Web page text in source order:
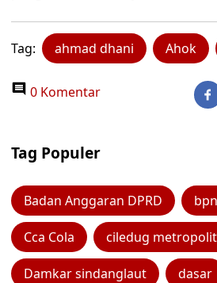
Tag: ahmad dhani Ahok
0 Komentar
Tag Populer
Badan Anggaran DPRD
Cca Cola ciledug
Damkar sindanglaut dasar